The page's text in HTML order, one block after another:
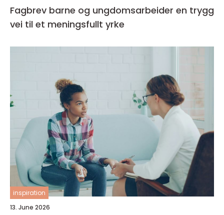
Fagbrev barne og ungdomsarbeider en trygg
vei til et meningsfullt yrke
inspiration
13. June 2026